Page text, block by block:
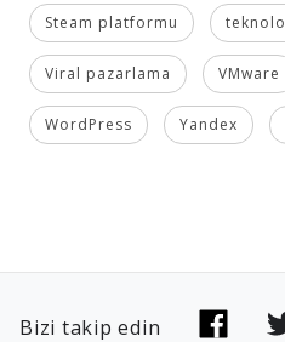
Steam platformu
Viral pazarlama VMware
WordPress Yandex
Bizi takip edin